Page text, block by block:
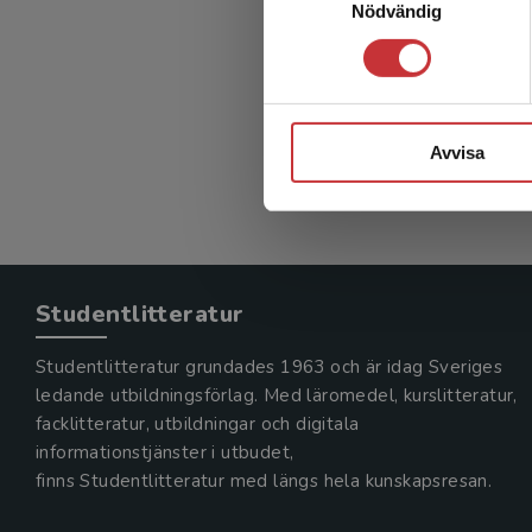
Nödvändig
Avvisa
Borg,
404 kr
Exkl.
Studentlitteratur
Studentlitteratur grundades 1963 och är idag Sveriges
ledande utbildningsförlag. Med läromedel, kurslitteratur,
facklitteratur, utbildningar och digitala
informationstjänster i utbudet,
finns Studentlitteratur med längs hela kunskapsresan.